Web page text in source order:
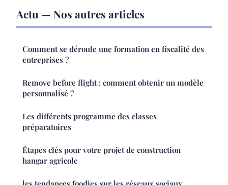
Actu — Nos autres articles
Comment se déroule une formation en fiscalité des
entreprises ?
Remove before flight : comment obtenir un modèle
personnalisé ?
Les différents programme des classes
préparatoires
Étapes clés pour votre projet de construction
hangar agricole